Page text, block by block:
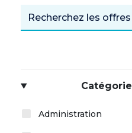
Catégorie
Administration